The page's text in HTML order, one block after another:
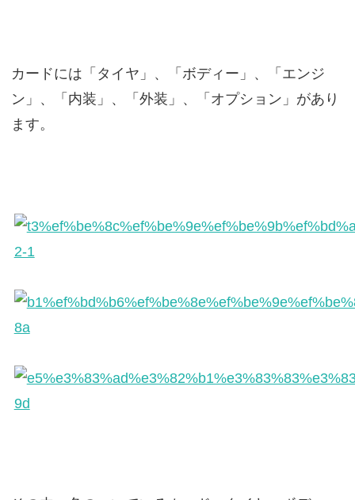
カードには「タイヤ」、「ボディー」、「エンジ
ン」、「内装」、「外装」、「オプション」があり
ます。